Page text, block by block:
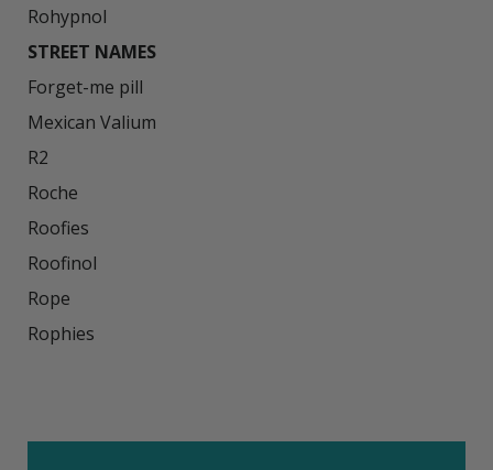
STREET NAMES
Forget-me pill
Mexican Valium
R2
Roche
Roofies
Roofinol
Rope
Rophies